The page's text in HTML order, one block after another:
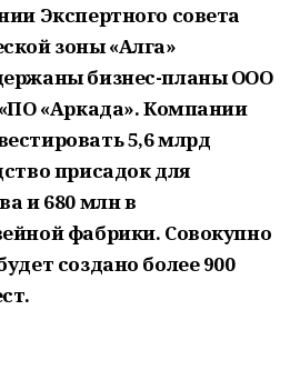
Экспертного совета
зоны «Алга»
бизнес-планы ООО
«Аркада». Компании
5,6 млрд
присадок для
и 680 млн в
фабрики. Совокупно
создано более 900